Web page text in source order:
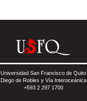
Universidad San Francisco de Quito
Diego de Robles y Vía Interoceánica
+593 2 297 1700